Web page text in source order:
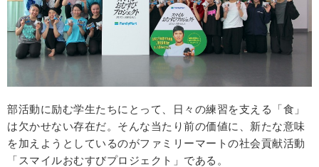
部活動に励む学生たちにとって、日々の練習を支える「食」
は欠かせない存在だ。そんな当たり前の価値に、新たな意味
を加えようとしているのがファミリーマートの社会貢献活動
「スマイルおむすびプロジェクト」である。